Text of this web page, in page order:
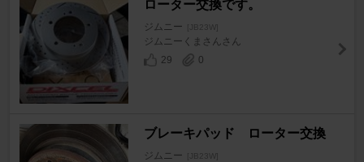
ローター交換です。
ジムニー [JB23W]
ジムニーくまさんさん
29
0
ブレーキパッド ローター交換
ジムニー [JB23W]